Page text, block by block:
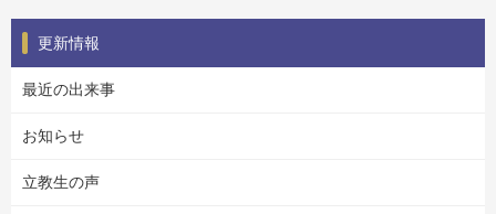
更新情報
最近の出来事
お知らせ
立教生の声